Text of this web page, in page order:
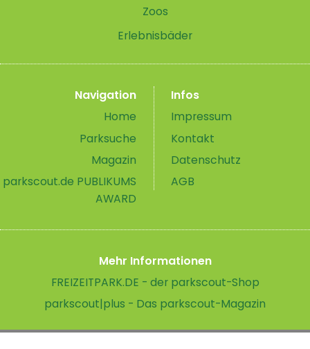
Zoos
Erlebnisbäder
Navigation
Home
Parksuche
Magazin
parkscout.de PUBLIKUMS
AWARD
Infos
Impressum
Kontakt
Datenschutz
AGB
Mehr Informationen
FREIZEITPARK.DE - der parkscout-Shop
parkscout|plus - Das parkscout-Magazin